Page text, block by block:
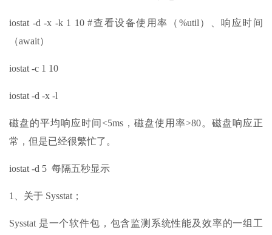
iostat -d -x -k 1 10 #查看设备使用率（%util）、响应时间
（await）
iostat -c 1 10
iostat -d -x -l
磁盘的平均响应时间<5ms，磁盘使用率>80。磁盘响应正
常，但是已经很繁忙了。
iostat -d 5 每隔五秒显示
1、关于 Sysstat；
Sysstat 是一个软件包，包含监测系统性能及效率的一组工